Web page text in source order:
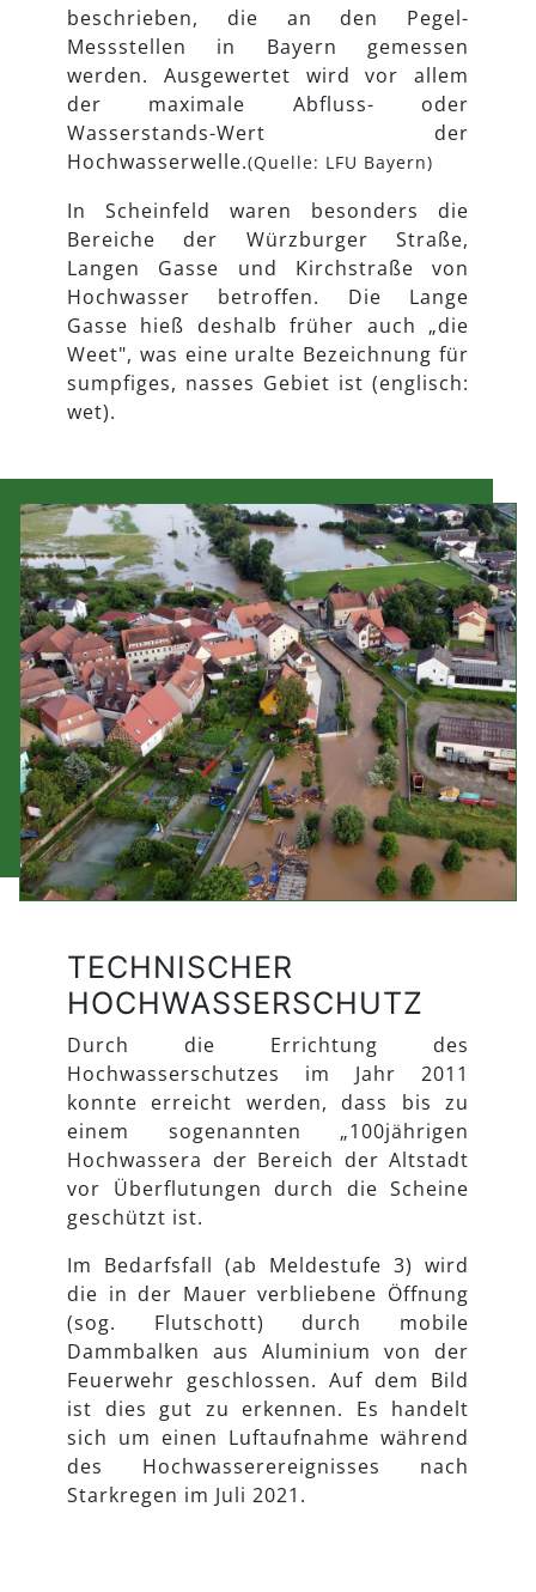
beschrieben, die an den Pegel-
Messstellen in Bayern gemessen
werden. Ausgewertet wird vor allem
der maximale Abfluss- oder
Wasserstands-Wert der
Hochwasserwelle.(Quelle: LFU Bayern)
In Scheinfeld waren besonders die
Bereiche der Würzburger Straße,
Langen Gasse und Kirchstraße von
Hochwasser betroffen. Die Lange
Gasse hieß deshalb früher auch „die
Weet", was eine uralte Bezeichnung für
sumpfiges, nasses Gebiet ist (englisch:
wet).
TECHNISCHER
HOCHWASSERSCHUTZ
Durch die Errichtung des
Hochwasserschutzes im Jahr 2011
konnte erreicht werden, dass bis zu
einem sogenannten „100jährigen
Hochwassera der Bereich der Altstadt
vor Überflutungen durch die Scheine
geschützt ist.
Im Bedarfsfall (ab Meldestufe 3) wird
die in der Mauer verbliebene Öffnung
(sog. Flutschott) durch mobile
Dammbalken aus Aluminium von der
Feuerwehr geschlossen. Auf dem Bild
ist dies gut zu erkennen. Es handelt
sich um einen Luftaufnahme während
des Hochwasserereignisses nach
Starkregen im Juli 2021.